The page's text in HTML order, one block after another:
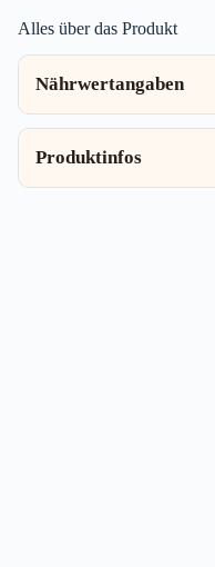
Alles über das Produkt
Nährwertangaben
Produktinfos